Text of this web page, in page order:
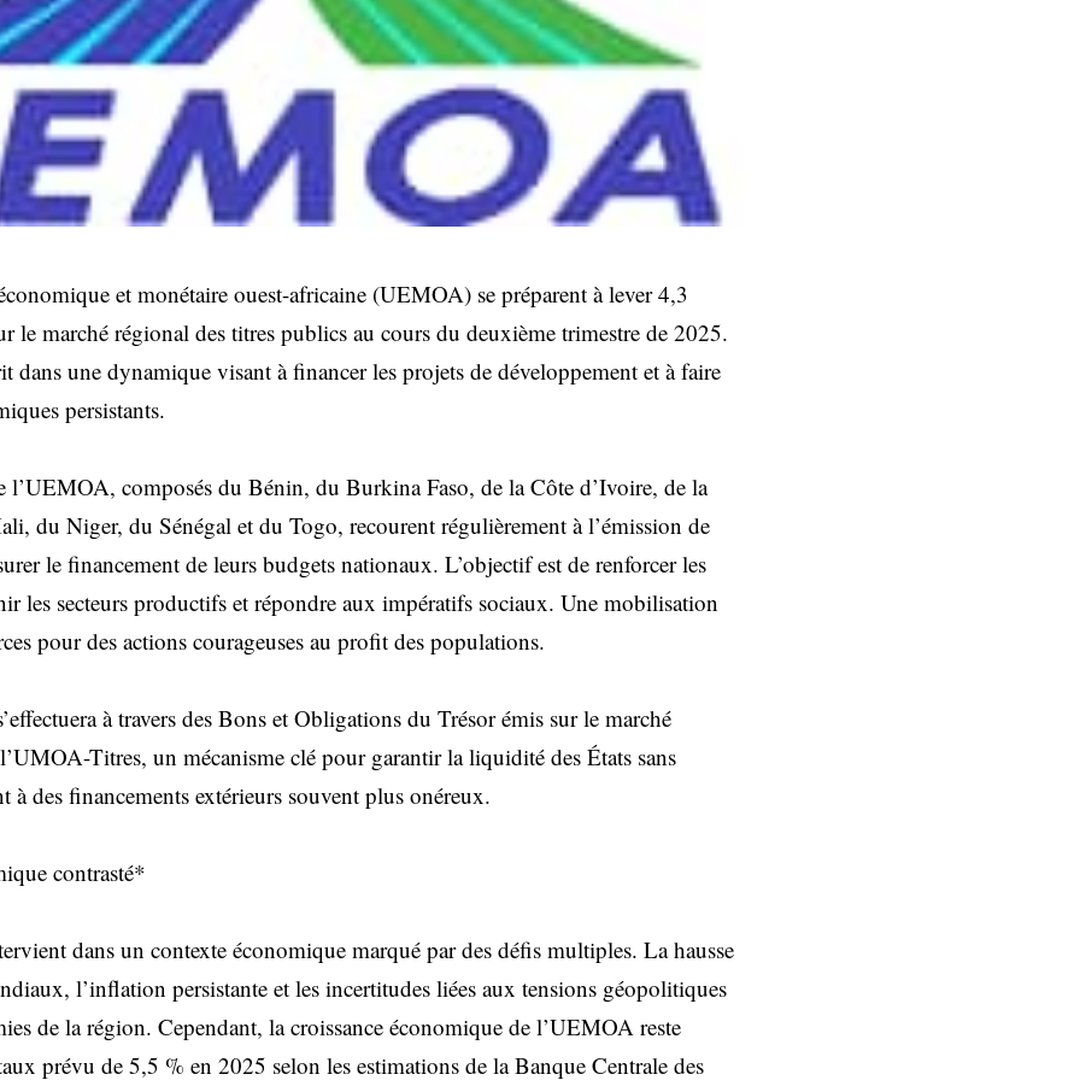
et monétaire ouest-africaine (UEMOA) se préparent à lever 4,3
le marché régional des titres publics au cours du deuxième trimestre de 2025.
dans une dynamique visant à financer les projets de développement et à faire
persistants.
l’UEMOA, composés du Bénin, du Burkina Faso, de la Côte d’Ivoire, de la
du Niger, du Sénégal et du Togo, recourent régulièrement à l’émission de
le financement de leurs budgets nationaux. L’objectif est de renforcer les
les secteurs productifs et répondre aux impératifs sociaux. Une mobilisation
pour des actions courageuses au profit des populations.
à travers des Bons et Obligations du Trésor émis sur le marché
Titres, un mécanisme clé pour garantir la liquidité des États sans
à des financements extérieurs souvent plus onéreux.
contrasté*
dans un contexte économique marqué par des défis multiples. La hausse
l’inflation persistante et les incertitudes liées aux tensions géopolitiques
de la région. Cependant, la croissance économique de l’UEMOA reste
prévu de 5,5 % en 2025 selon les estimations de la Banque Centrale des